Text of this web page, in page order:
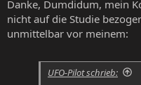
Danke, Dumdidum, mein
nicht auf die Studie
unmittelbar vor meinem:
UFO-Pilot schrieb: